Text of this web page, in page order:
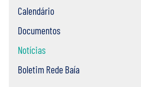
Calendário
Documentos
Notícias
Boletim Rede Baía